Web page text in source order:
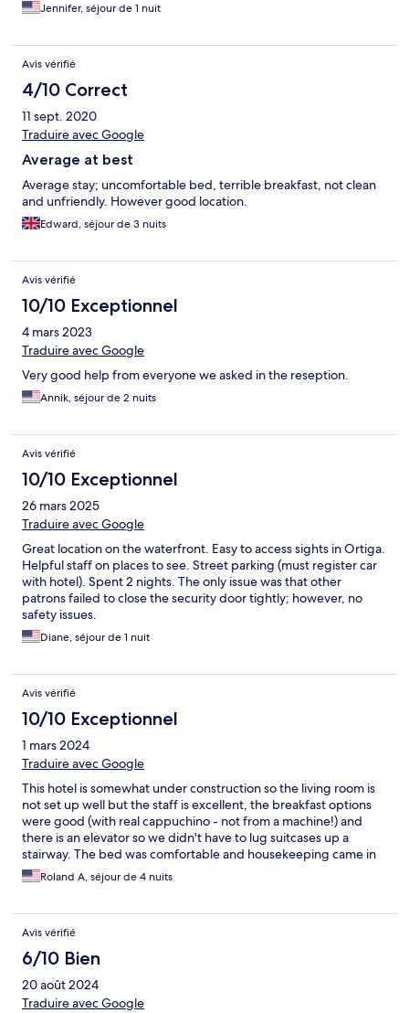
Jennifer, séjour de 1 nuit
Avis vérifié
4/10 Correct
11 sept. 2020
Traduire avec Google
Average at best
Average stay; uncomfortable bed, terrible breakfast, not clean
and unfriendly. However good location.
Edward, séjour de 3 nuits
Avis vérifié
10/10 Exceptionnel
4 mars 2023
Traduire avec Google
Very good help from everyone we asked in the reseption.
Annik, séjour de 2 nuits
Avis vérifié
10/10 Exceptionnel
26 mars 2025
Traduire avec Google
Great location on the waterfront. Easy to access sights in Ortiga.
Helpful staff on places to see. Street parking (must register car
with hotel). Spent 2 nights. The only issue was that other
patrons failed to close the security door tightly; however, no
safety issues.
Diane, séjour de 1 nuit
Avis vérifié
10/10 Exceptionnel
1 mars 2024
Traduire avec Google
This hotel is somewhat under construction so the living room is
not set up well but the staff is excellent, the breakfast options
were good (with real cappuchino - not from a machine!) and
there is an elevator so we didn't have to lug suitcases up a
stairway. The bed was comfortable and housekeeping came in
every day. Front desk and breakfast staff were very helpful with
suggestions for restaurants, markets and a barbershop!
Roland A, séjour de 4 nuits
Avis vérifié
6/10 Bien
20 août 2024
Traduire avec Google